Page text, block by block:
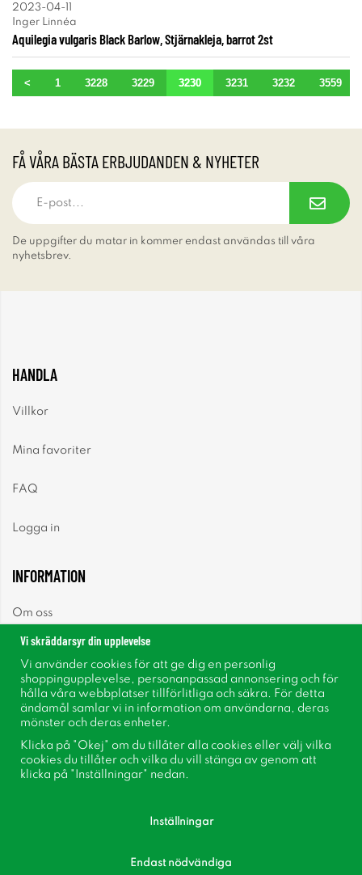
2023-04-11
Inger Linnéa
Aquilegia vulgaris Black Barlow, Stjärnakleja, barrot 2st
< 1 3228 3229 3230 3231 3232 3559
FÅ VÅRA BÄSTA ERBJUDANDEN & NYHETER
De uppgifter du matar in kommer endast användas till våra
nyhetsbrev.
HANDLA
Villkor
Mina favoriter
FAQ
Logga in
INFORMATION
Om oss
Nyhetsbrev
Om cookies
Inspiration
Vi skräddarsyr din upplevelse
Vi använder cookies för att ge dig en personlig
shoppingupplevelse, personanpassad annonsering och för
hålla våra webbplatser tillförlitliga och säkra. För detta
ändamål samlar vi in information om användarna, deras
mönster och deras enheter.
Klicka på "Okej" om du tillåter alla cookies eller välj vilka
cookies du tillåter och vilka du vill stänga av genom att
klicka på "Inställningar" nedan.
Inställningar
Endast nödvändiga